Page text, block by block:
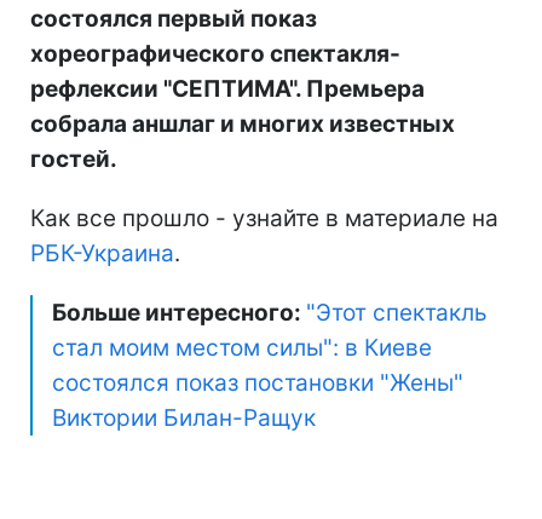
состоялся первый показ
хореографического спектакля-
рефлексии "СЕПТИМА". Премьера
собрала аншлаг и многих известных
гостей.
Как все прошло - узнайте в материале на
РБК-Украина.
Больше интересного: "Этот спектакль
стал моим местом силы": в Киеве
состоялся показ постановки "Жены"
Виктории Билан-Ращук